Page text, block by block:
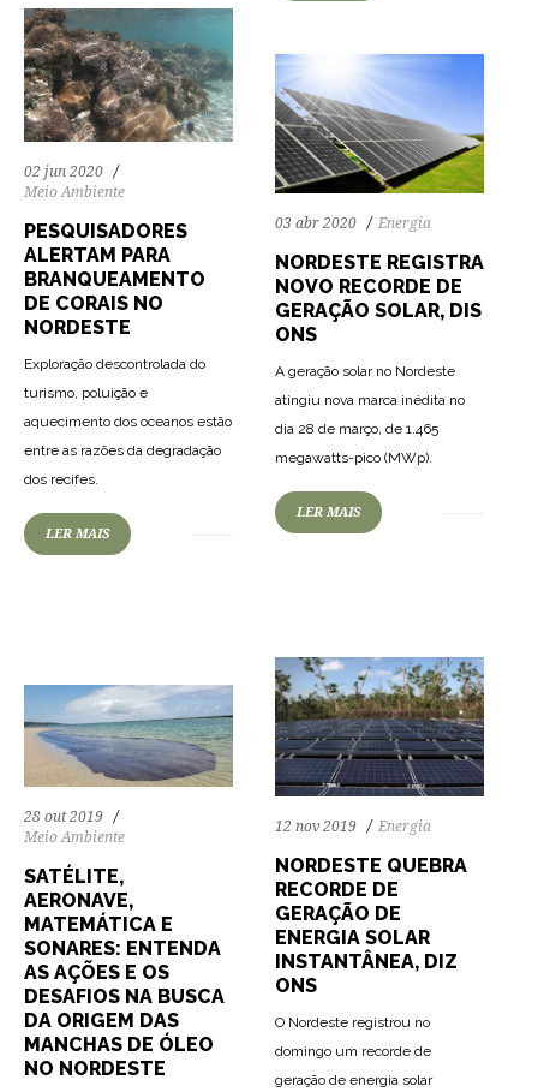
02 jun 2020
Meio Ambiente
PESQUISADORES
ALERTAM PARA
BRANQUEAMENTO
DE CORAIS NO
NORDESTE
Exploração descontrolada do
turismo, poluição e
aquecimento dos oceanos estão
entre as razões da degradação
dos recifes.
LER MAIS
03 abr 2020 Energia
NORDESTE REGISTRA
NOVO RECORDE DE
GERAÇÃO SOLAR, DIS
ONS
A geração solar no Nordeste
atingiu nova marca inédita no
dia 28 de março, de 1.465
megawatts-pico (MWp).
LER MAIS
12 nov 2019 Energia
NORDESTE QUEBRA
RECORDE DE
GERAÇÃO DE
ENERGIA SOLAR
INSTANTÂNEA, DIZ
ONS
O Nordeste registrou no
domingo um recorde de
geração de energia solar
67 1226
28 out 2019
Meio Ambiente
SATÉLITE,
AERONAVE,
MATEMÁTICA E
SONARES: ENTENDA
AS AÇÕES E OS
DESAFIOS NA BUSCA
DA ORIGEM DAS
MANCHAS DE ÓLEO
NO NORDESTE
76 1675